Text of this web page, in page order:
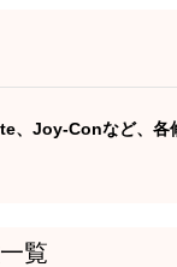
、Joy-Conなど、各
覧